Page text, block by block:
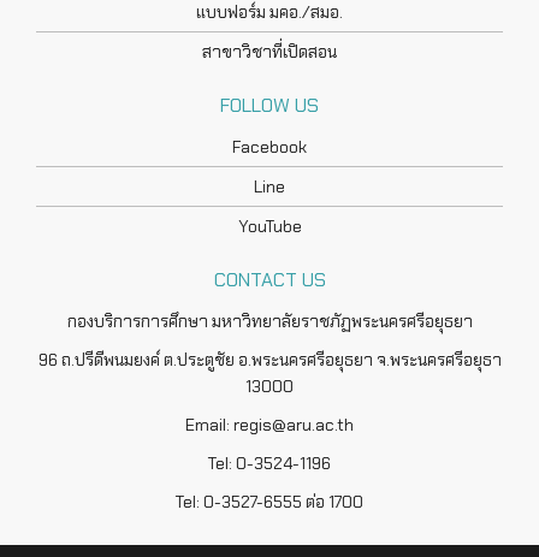
แบบฟอร์ม มคอ./สมอ.
สาขาวิชาที่เปิดสอน
FOLLOW US
Facebook
Line
YouTube
CONTACT US
กองบริการการศึกษา มหาวิทยาลัยราชภัฏพระนครศรีอยุธยา
96 ถ.ปรีดีพนมยงค์ ต.ประตูชัย อ.พระนครศรีอยุธยา จ.พระนครศรีอยุธา
13000
Email: regis@aru.ac.th
Tel: 0-3524-1196
Tel: 0-3527-6555 ต่อ 1700